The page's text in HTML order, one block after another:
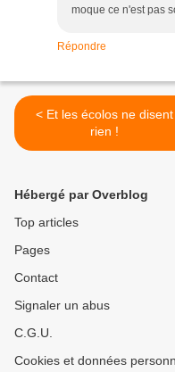
moque ce n'est pas
Répondre
< Et les écolos ne disent
rien !
Hébergé par Overblog
Top articles
Pages
Contact
Signaler un abus
C.G.U.
Cookies et données